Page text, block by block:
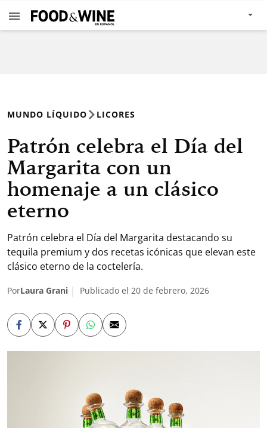
MUNDO LÍQUIDO LICORES
Patrón celebra el Día del
Margarita con un
homenaje a un clásico
eterno
Patrón celebra el Día del Margarita destacando su
tequila premium y dos recetas icónicas que elevan este
clásico eterno de la coctelería.
PorLaura Grani Publicado el 20 de febrero, 2026